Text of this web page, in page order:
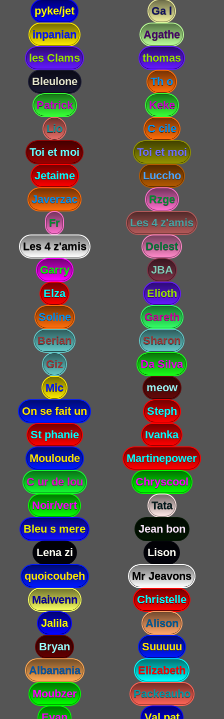
pyke/jet
Ga l
inpanian
Agathe
les Clams
thomas
Bleulone
Th o
Patrick
Keke
Lio
C cile
Toi et moi
Toi et moi
Jetaime
Luccho
Javerzac
Rzge
Fr
Les 4 z'amis
Les 4 z'amis
Delest
Garry
JBA
Elza
Elioth
Soline
Gareth
Berian
Sharon
Giz
Da Silva
Mic
meow
On se fait un
Steph
St phanie
Ivanka
Mouloude
Martinepower
C ur de lou
Chryscool
Noir/vert
Tata
Bleu s mere
Jean bon
Lena zi
Lison
quoicoubeh
Mr Jeavons
Maiwenn
Christelle
Jalila
Alison
Bryan
Suuuuu
Albanania
Elizabeth
Moubzer
Packeauho